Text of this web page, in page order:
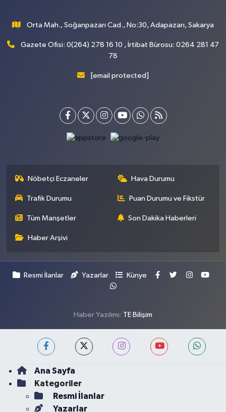
Orta Mah., Soğanpazarı Cad., No:30, Adapazarı, Sakarya
Gazete Ofisi: 0(264) 278 16 10 , İrtibat Bürosu: 0264 281 47
78
[email protected]
Nöbetçi Eczaneler Hava Durumu
Trafik Durumu Puan Durumu ve Fikstür
Tüm Manşetler Son Dakika Haberleri
Haber Arşivi
Resmi İlanlar Yazarlar Künye
Haber Yazılımı: TE Bilişim
Ana Sayfa
Kategoriler
Resmi İlanlar
Yazarlar